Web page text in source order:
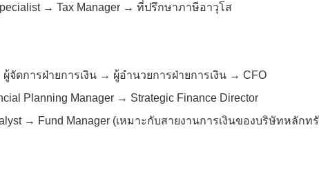
→ Tax Manager → ที่ปรึกษาภาษีอาวุโส
จัดการฝ่ายการเงิน → ผู้อำนวยการฝ่ายการเงิน → CFO
Planning Manager → Strategic Finance Director
→ Fund Manager (เหมาะกับสายงานการเงินของบริษัทหลัก